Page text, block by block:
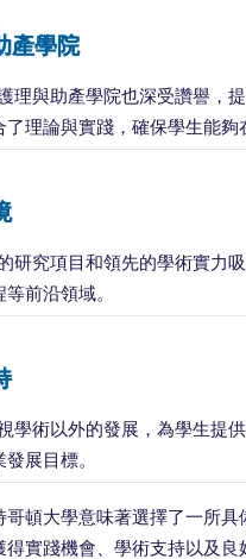
產學院
理與助產學院也深受讚譽，
理論與實踐，確保學生能夠
研究項目和領先的學術實力
前沿領域。
學術以外的發展，為學生提
展目標。
哥頓大學意味著選擇了一所
實踐機會、學術支持以及良